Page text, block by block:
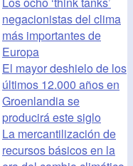
negacionistas del clima
más importantes de
Europa
El mayor deshielo de los
últimos 12.000 años en
Groenlandia se
producirá este siglo
La mercantilización de
recursos básicos en la